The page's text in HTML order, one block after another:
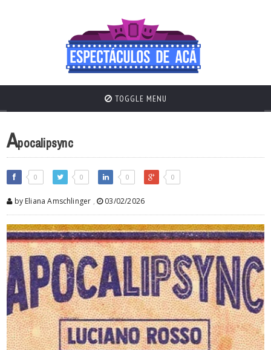
TOGGLE MENU
Apocalipsync
0 0 0 0
by Eliana Amschlinger , 03/02/2026